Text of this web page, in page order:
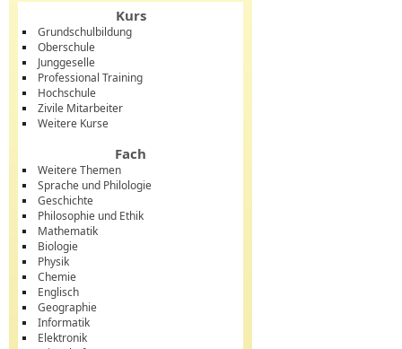
Kurs
Grundschulbildung
Oberschule
Junggeselle
Professional Training
Hochschule
Zivile Mitarbeiter
Weitere Kurse
Fach
Weitere Themen
Sprache und Philologie
Geschichte
Philosophie und Ethik
Mathematik
Biologie
Physik
Chemie
Englisch
Geographie
Informatik
Elektronik